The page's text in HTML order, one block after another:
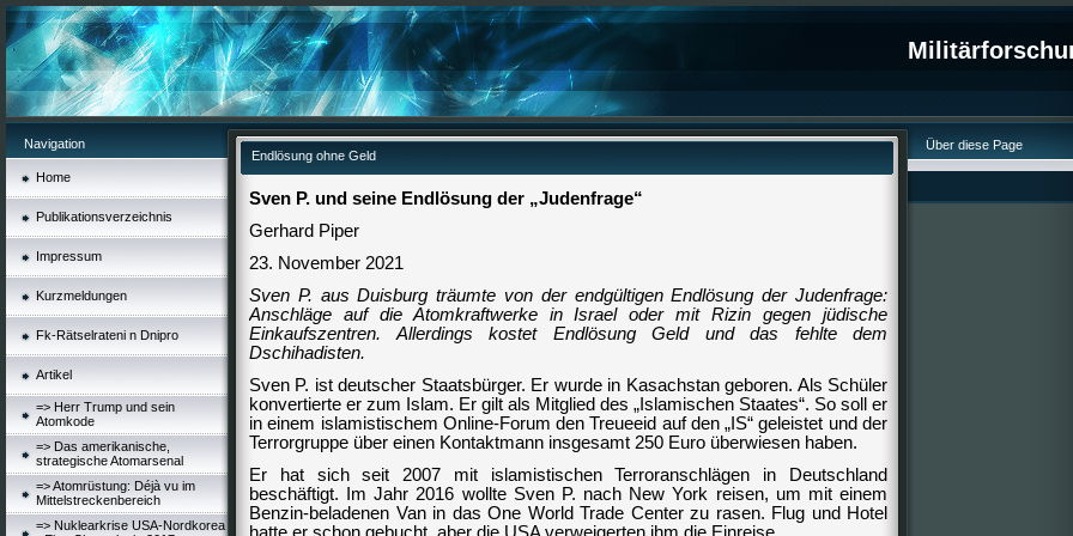
Navigation
Home
Publikationsverzeichnis
Impressum
Kurzmeldungen
Fk-Rätselrateni n Dnipro
Artikel
=> Herr Trump und sein
Atomkode
=> Das amerikanische,
strategische Atomarsenal
=> Atomrüstung: Déjà vu im
Mittelstreckenbereich
=> Nuklearkrise USA-Nordkorea
Endlösung ohne Geld
Sven P. und seine Endlösung der „Judenfrage“
Gerhard Piper
23. November 2021
Sven P. aus Duisburg träumte von der endgültigen Endlösung der Judenfrage:
Anschläge auf die Atomkraftwerke in Israel oder mit Rizin gegen jüdische
Einkaufszentren. Allerdings kostet Endlösung Geld und das fehlte dem
Dschihadisten.
Sven P. ist deutscher Staatsbürger. Er wurde in Kasachstan geboren. Als Schüler
konvertierte er zum Islam. Er gilt als Mitglied des „Islamischen Staates“. So soll er
in einem islamistischem Online-Forum den Treueeid auf den „IS“ geleistet und der
Terrorgruppe über einen Kontaktmann insgesamt 250 Euro überwiesen haben.
Er hat sich seit 2007 mit islamistischen Terroranschlägen in Deutschland
beschäftigt. Im Jahr 2016 wollte Sven P. nach New York reisen, um mit einem
Benzin-beladenen Van in das One World Trade Center zu rasen. Flug und Hotel
Über diese Page